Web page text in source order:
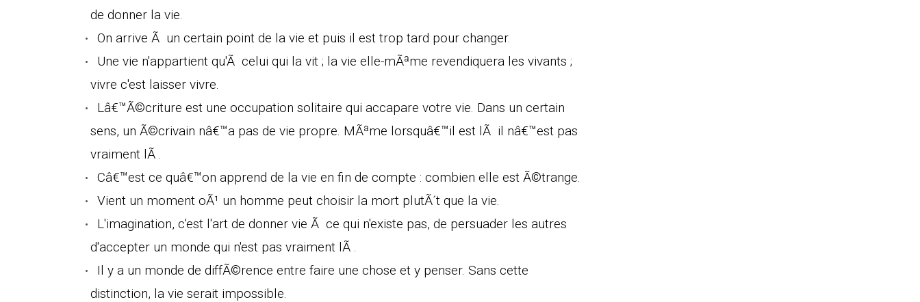
de donner la vie.
On arrive Ã un certain point de la vie et puis il est trop tard pour changer.
Une vie n'appartient qu'Ã celui qui la vit ; la vie elle-mÃªme revendiquera les vivants ;
vivre c'est laisser vivre.
Lâ€™Ã©criture est une occupation solitaire qui accapare votre vie. Dans un certain
sens, un Ã©crivain nâ€™a pas de vie propre. MÃªme lorsquâ€™il est lÃ il nâ€™est pas
vraiment lÃ .
Câ€™est ce quâ€™on apprend de la vie en fin de compte : combien elle est Ã©trange.
Vient un moment oÃ¹ un homme peut choisir la mort plutÃ´t que la vie.
L'imagination, c'est l'art de donner vie Ã ce qui n'existe pas, de persuader les autres
d'accepter un monde qui n'est pas vraiment lÃ .
Il y a un monde de diffÃ©rence entre faire une chose et y penser. Sans cette
distinction, la vie serait impossible.